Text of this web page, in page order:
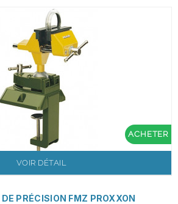
ACHETER
VOIR DÉTAIL
PRÉCISION FMZ PROXXON